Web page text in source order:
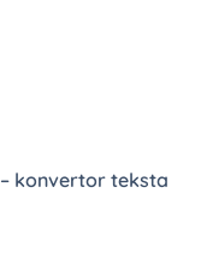
konvertor teksta